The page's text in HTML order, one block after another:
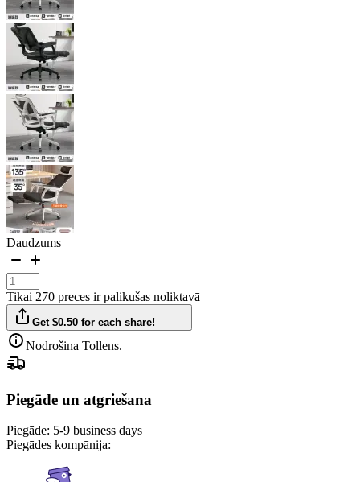
Daudzums
Tikai 270 preces ir palikušas noliktavā
Get $0.50 for each share!
Nodrošina Tollens.
Piegāde un atgriešana
Piegāde: 5-9 business days
Piegādes kompānija: